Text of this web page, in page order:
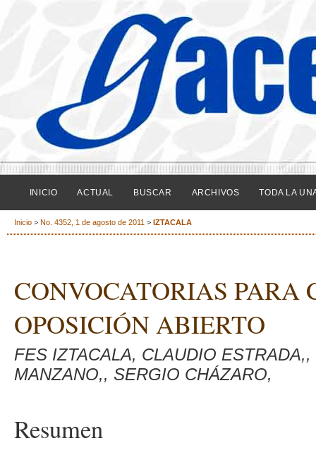
INICIO ACTUAL BUSCAR ARCHIVOS TODA LA
Inicio > No. 4352, 1 de agosto de 2011 > IZTACALA
CONVOCATORIAS PARA
OPOSICIÓN ABIERTO
FES IZTACALA, CLAUDIO
MANZANO,, SERGIO CHÁZARO,
Resumen